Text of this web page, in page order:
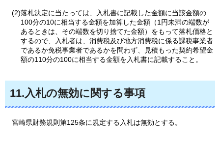
(2)落札決定に当たっては、入札書に記載した金額に当該金額の
100分の10に相当する金額を加算した金額（1円未満の端数が
あるときは、その端数を切り捨てた金額）をもって落札価格と
するので、入札者は、消費税及び地方消費税に係る課税事業者
であるか免税事業者であるかを問わず、見積もった契約希望金
額の110分の100に相当する金額を入札書に記載すること。
11.入札の無効に関する事項
宮崎県財務規則第125条に規定する入札は無効とする。